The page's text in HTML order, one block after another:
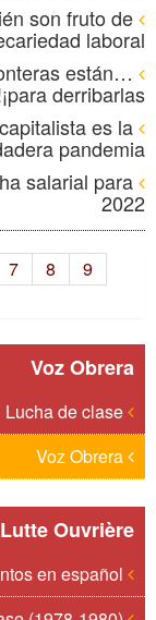
son fruto de
laboral
están…
¡para derribarlas!
es la
pandemia
salarial para
2022
7 8
9
Voz Obrera
Lutte Ouvrière